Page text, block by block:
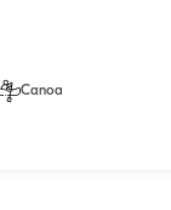
Canoa